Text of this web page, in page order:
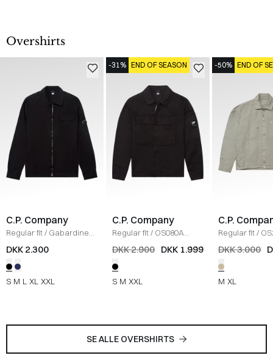
Overshirts
C.P. Company
Regular fit/ Gabardine
Zipped Overshirt
DKK 2.300
S M L XL XXL
-31% END OF SEASON
C.P. Company
Regular fit/ OS080A
Overshirt /SORT
DKK 2.900 DKK 1.999
S M XXL
-50% END OF
C.P.
Regular fit/
110626G
DKK 3.000
M XL
SE ALLE OVERSHIRTS